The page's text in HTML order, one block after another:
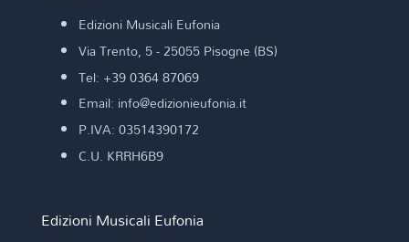
Edizioni Musicali Eufonia
Via Trento, 5 - 25055 Pisogne (BS)
Tel: +39 0364 87069
Email: info@edizionieufonia.it
P.IVA: 03514390172
C.U. KRRH6B9
Edizioni Musicali Eufonia